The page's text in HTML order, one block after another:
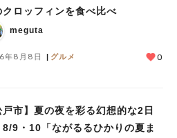
クロッフィンを食べ比べ
meguta
年8月8日 グルメ 0
戸市】夏の夜を彩る幻想的な2日
8/9・10「ながるるひかりの夏ま
のキーワード